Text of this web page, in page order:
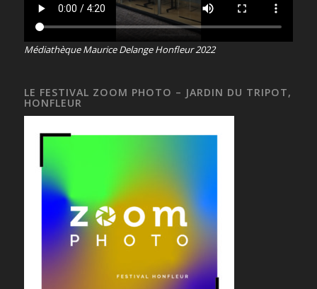
Médiathèque Maurice Delange Honfleur 2022
LE FESTIVAL ZOOM PHOTO – JARDIN DU TRIPOT,
HONFLEUR